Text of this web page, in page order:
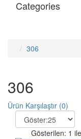
Categories
306
306
Ürün Karşılaştır (0)
Gösterilen: 1